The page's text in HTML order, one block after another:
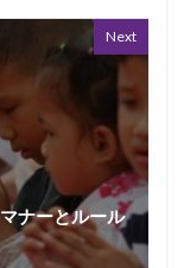
Next
ナーとルール